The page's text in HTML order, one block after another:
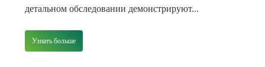
детальном обследовании демонстрируют...
Узнать больше